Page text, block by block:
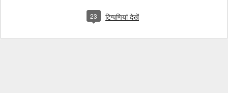
23 टिप्पणियां देखें